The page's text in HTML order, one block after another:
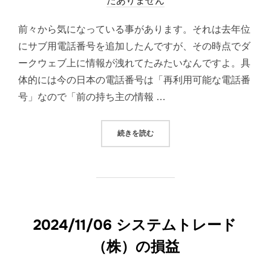
前々から気になっている事があります。それは去年位
にサブ用電話番号を追加したんですが、その時点でダ
ークウェブ上に情報が洩れてたみたいなんですよ。具
体的には今の日本の電話番号は「再利用可能な電話番
号」なので「前の持ち主の情報 …
続きを読む“ダークウェブ上に携帯番号が洩れ
2024/11/06 システムトレード
（株）の損益